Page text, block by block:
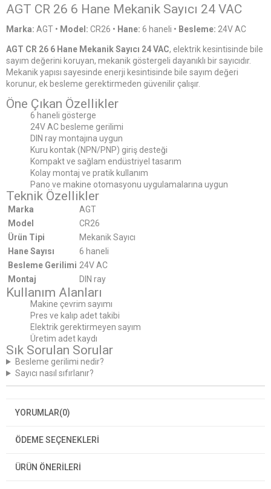
AGT CR 26 6 Hane Mekanik Sayıcı 24 VAC
Marka: AGT • Model: CR26 • Hane: 6 haneli • Besleme: 24V AC
AGT CR 26 6 Hane Mekanik Sayıcı 24 VAC, elektrik kesintisinde bile
sayım değerini koruyan, mekanik göstergeli dayanıklı bir sayıcıdır.
Mekanik yapısı sayesinde enerji kesintisinde bile sayım değeri
korunur, ek besleme gerektirmeden güvenilir çalışır.
Öne Çıkan Özellikler
6 haneli gösterge
24V AC besleme gerilimi
DIN ray montajına uygun
Kuru kontak (NPN/PNP) giriş desteği
Kompakt ve sağlam endüstriyel tasarım
Kolay montaj ve pratik kullanım
Pano ve makine otomasyonu uygulamalarına uygun
Teknik Özellikler
Marka
AGT
Model
CR26
Ürün Tipi
Mekanik Sayıcı
Hane Sayısı
6 haneli
Besleme Gerilimi 24V AC
Montaj
DIN ray
Kullanım Alanları
Makine çevrim sayımı
Pres ve kalıp adet takibi
Elektrik gerektirmeyen sayım
Üretim adet kaydı
Sık Sorulan Sorular
Besleme gerilimi nedir?
Sayıcı nasıl sıfırlanır?
YORUMLAR(0)
ÖDEME SEÇENEKLERI
ÜRÜN ÖNERILERI